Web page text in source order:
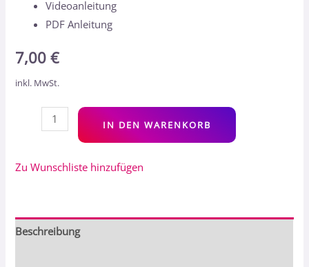
Videoanleitung
PDF Anleitung
7,00€
inkl. MwSt.
IN DEN WARENKORB
Zu Wunschliste hinzufügen
Beschreibung